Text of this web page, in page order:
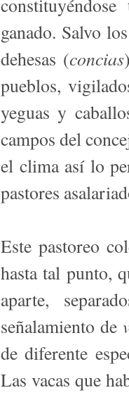
ganado. Salvo
dehesas (concias
pueblos,
yeguas y
campos del
el clima así lo
pastores
Este pastoreo
hasta tal punto,
aparte,
señalamiento de
de diferente
Las vacas que